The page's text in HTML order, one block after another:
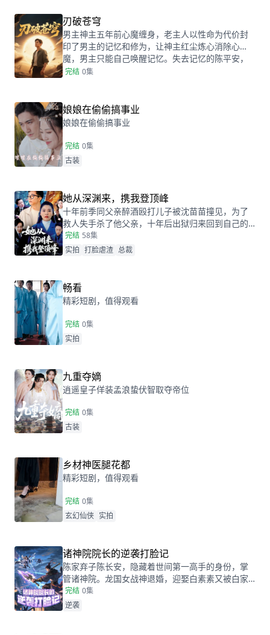
被揭穿的宋茗萱怀恨在心，将宋简棠掳走意图杀
害。争斗中沈丹青及时赶到救下宋简棠。回到家的
沈丹青向宋简棠坦白身份，二人终于有情人共赴白
首。
刃破苍穹
男主神主五年前心魔缠身，老主人以性命为代价封
印了男主的记忆和修为，让神主红尘炼心消除心
魔，男主只能自己唤醒记忆。失去记忆的陈平安，
鸿运当头，成为小小婿，身份揭露后，新婚妻子悔
完结 0集
娘娘在偷偷搞事业
娘娘在偷偷搞事业
完结 0集
古装
她从深渊来，携我登顶峰
十年前季同父亲醉酒殴打儿子被沈苗苗撞见，为了
救人失手杀了他父亲，十年后出狱归来回到自己的
家中，却被小区物业嫌弃穷酸相住不起这样的豪
宅，也因此被物业经理，老板娘等人的殴打侮辱，
撞见了一直等他的季同！
完结 58集
实拍 打脸虐渣 总裁
畅看
精彩短剧，值得观看
完结 0集
实拍
九重夺嫡
逍遥皇子佯装孟浪蛰伏智取夺帝位
完结 0集
古装
乡材神医腿花都
精彩短剧，值得观看
完结 0集
玄幻仙侠 实拍
诸神院院长的逆袭打脸记
陈家弃子陈长安，隐藏着世间第一高手的身份，掌
管诸神院。龙国女战神退婚，迎娶白素素又被白家
人看不起。陈长安在这复杂的情感与家族矛盾中，
凭借自身实力，在退婚、婚约等纷争里，强势打
完结 0集
逆袭